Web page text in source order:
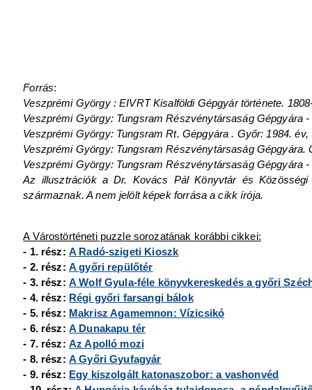
Forrás:
Veszprémi György : EIVRT Kisalföldi Gépgyár története.
Veszprémi György: Tungsram Részvénytársaság Gépgyára
Veszprémi György: Tungsram Rt. Gépgyára . Győr: 1984.
Veszprémi György: Tungsram Részvénytársaság Gépgyára.
Veszprémi György: Tungsram Részvénytársaság Gépgyára
Az illusztrációk a Dr. Kovács Pál Könyvtár és Közösségi
származnak. A nem jelölt képek forrása a cikk írója.
A Várostörténeti puzzle sorozatának korábbi cikkei:
- 1. rész: A Radó-szigeti Kioszk
- 2. rész: A győri repülőtér
- 3. rész: A Wolf Gyula-féle könyvkereskedés a győri
- 4. rész: Régi győri farsangi bálok
- 5. rész: Makrisz Agamemnon: Vízicsikó
- 6. rész: A Dunakapu tér
- 7. rész: Az Apolló mozi
- 8. rész: A Győri Gyufagyár
- 9. rész: Egy kiszolgált katonaszobor: a vashonvéd